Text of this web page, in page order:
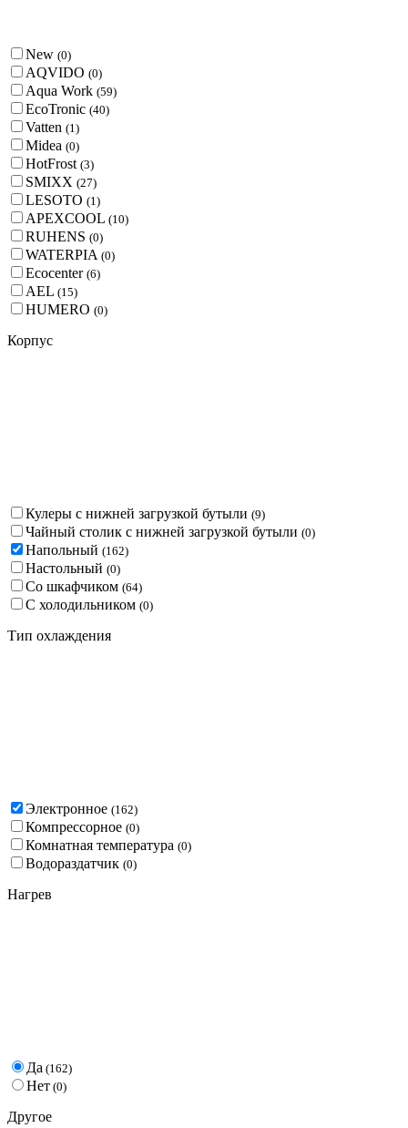
New (0)
AQVIDO (0)
Aqua Work (59)
EcoTronic (40)
Vatten (1 )
Midea (0)
HotFrost (3)
SMIXX (27)
LESOTO (1 )
APEXCOOL (10)
RUHENS (0)
WATERPIA (0)
Ecocenter (6)
AEL (15)
HUMERO (0)
Корпус
Кулеры с нижней загрузкой бутыли (9)
Чайный столик с нижней загрузкой бутыли (0)
Напольный (162)
Настольный (0)
Со шкафчиком (64)
С холодильником (0)
Тип охлаждения
Электронное (162)
Компрессорное (0)
Комнатная температура (0)
Водораздатчик (0)
Нагрев
Да (162)
Нет (0)
Другое